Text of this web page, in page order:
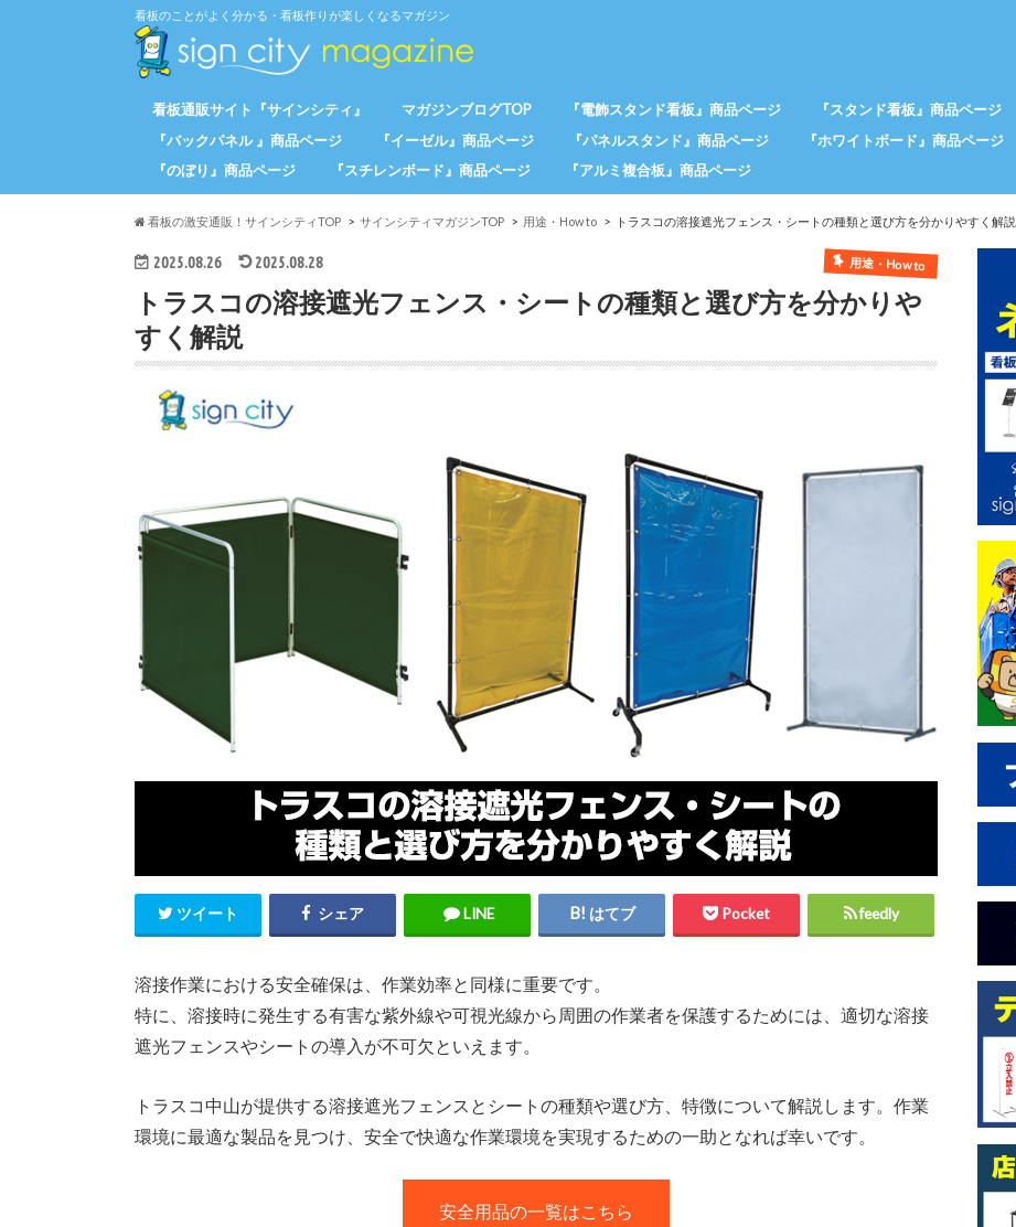
看板のことがよく分かる・看板作りが楽しくなるマガジン
看板通販サイト『サインシティ』 マガジンブログTOP 『電飾スタンド看板』商品ページ 『スタンド看板』商品ページ
『バックパネル 』商品ページ
『イーゼル』商品ページ 『パネルスタンド』商品ページ 『ホワイトボード』商品ページ
『のぼり』商品ページ
『スチレンボード』商品ページ 『アルミ複合板』商品ページ
看板の激安通販！サインシティTOP サインシティマガジンTOP 用途・How to トラスコの溶接遮光フェンス・シートの種類と選び方を分かりやすく解説
2025.08.26 2025.08.28 用途・How to
トラスコの溶接遮光フェンス・シートの種類と選び方を分かりや
すく解説
ツイート シェア LINE はてブ Pocket feedly
溶接作業における安全確保は、作業効率と同様に重要です。
特に、溶接時に発生する有害な紫外線や可視光線から周囲の作業者を保護するためには、適切な溶接
遮光フェンスやシートの導入が不可欠といえます。
トラスコ中山が提供する溶接遮光フェンスとシートの種類や選び方、特徴について解説します。作業
環境に最適な製品を見つけ、安全で快適な作業環境を実現するための一助となれば幸いです。
安全用品の一覧はこちら